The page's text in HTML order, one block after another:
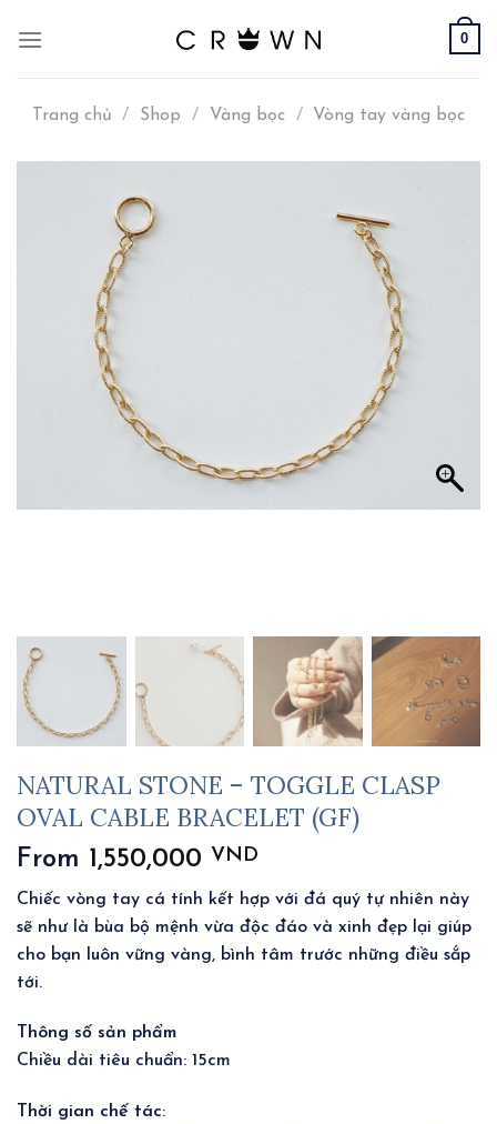
0
Trang chủ / Shop / Vàng bọc / Vòng tay vàng bọc
NATURAL STONE – TOGGLE CLASP
OVAL CABLE BRACELET (GF)
From 1,550,000 VND
Chiếc vòng tay cá tính kết hợp với đá quý tự nhiên này
sẽ như là bùa bộ mệnh vừa độc đáo và xinh đẹp lại giúp
cho bạn luôn vững vàng, bình tâm trước những điều sắp
tới.
Thông số sản phẩm
Chiều dài tiêu chuẩn: 15cm
Thời gian chế tác: